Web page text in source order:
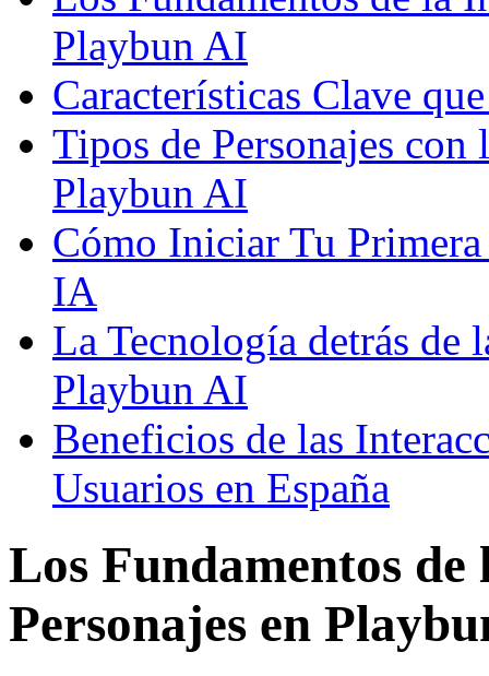
Playbun AI
Características Clave
Tipos de Personajes con
Playbun AI
Cómo Iniciar Tu
IA
La Tecnología detrás de
Playbun AI
Beneficios de las
Usuarios en España
Los Fundamentos
Personajes en